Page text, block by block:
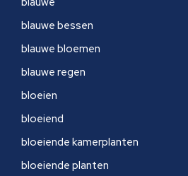
blauwe bessen
blauwe bloemen
blauwe regen
bloeien
bloeiend
bloeiende kamerplanten
bloeiende planten